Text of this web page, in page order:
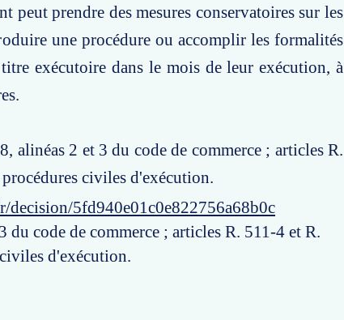
peut prendre des mesures conservatoires sur les
une procédure ou accomplir les formalités
exécutoire dans le mois de leur exécution, à
alinéas 2 et 3 du code de commerce ; articles R.
civiles d'exécution.
decision/5fd940e01c0e822756a68b0c
code de commerce ; articles R. 511-4 et R.
d'exécution.